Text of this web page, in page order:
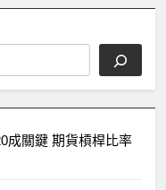
成關鍵 期貨槓桿比率